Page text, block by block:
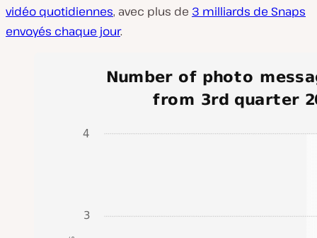
vidéo quotidiennes, avec plus de 3 milliards de Snaps
envoyés chaque jour.